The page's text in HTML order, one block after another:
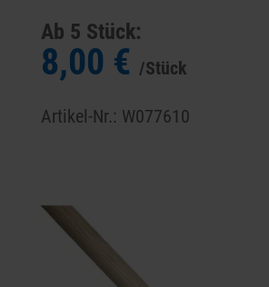
Ab 5 Stück:
8,00 € /Stück
Artikel-Nr.: W077610